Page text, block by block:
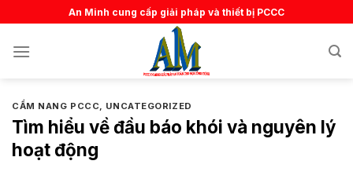
to
content
An Minh cung cấp giải pháp và thiết bị PCCC
CẨM NANG PCCC, UNCATEGORIZED
Tìm hiểu về đầu báo khói và nguyên lý
hoạt động